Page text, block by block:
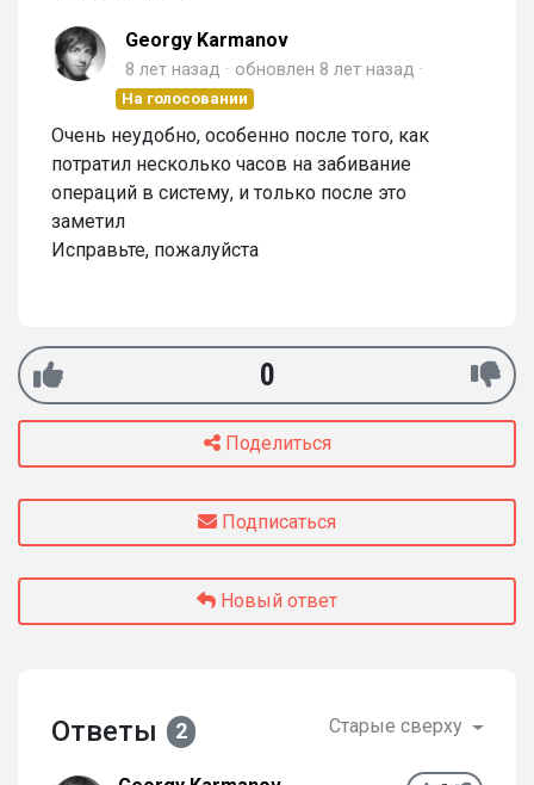
Georgy Karmanov
8 лет назад обновлен 8 лет назад
На голосовании
Очень неудобно, особенно после того, как
потратил несколько часов на забивание
операций в систему, и только после это
заметил
Исправьте, пожалуйста
0
Поделиться
Подписаться
Новый ответ
Ответы 2 Старые сверху